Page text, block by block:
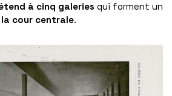
à cinq galeries qui forment un
cour centrale.